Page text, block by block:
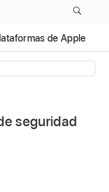
de Apple
seguridad